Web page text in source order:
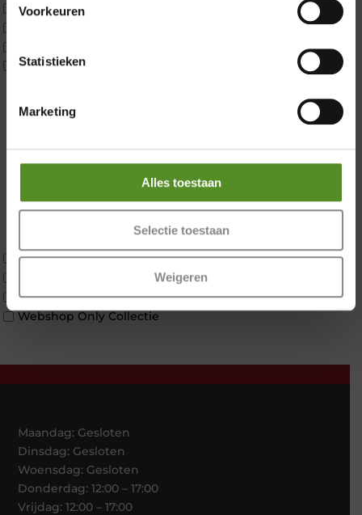
Voorkeuren
Statistieken
Marketing
Alles toestaan
Selectie toestaan
Weigeren
P650 1 pers
Toppers
1 persoon
2 personen
Twijfelaar
Koudschuim
Tweepersoons 1 kern
Tweepersoons 1 kern product
Tweepersoons 2 kernen
Webshop Only Collectie
Maandag: Gesloten
Dinsdag: Gesloten
Woensdag: Gesloten
Donderdag: 12:00 – 17:00
Vrijdag: 12:00 – 17:00
Vrijdag 12:00 – 17:00